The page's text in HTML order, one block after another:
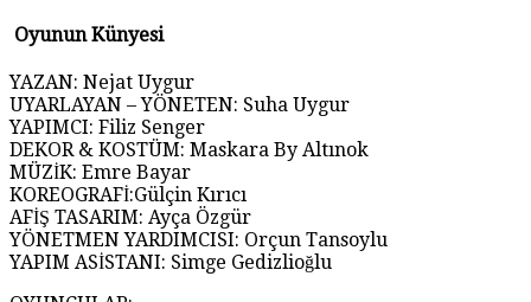
Oyunun Künyesi
YAZAN: Nejat Uygur
UYARLAYAN – YÖNETEN: Suha Uygur
YAPIMCI: Filiz Senger
DEKOR & KOSTÜM: Maskara By Altınok
MÜZİK: Emre Bayar
KOREOGRAFİ:Gülçin Kırıcı
AFİŞ TASARIM: Ayça Özgür
YÖNETMEN YARDIMCISI: Orçun Tansoylu
YAPIM ASİSTANI: Simge Gedizlioğlu